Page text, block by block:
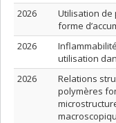
2026
Utilisation de
forme
2026
utilisation
2026
Relations
polymères